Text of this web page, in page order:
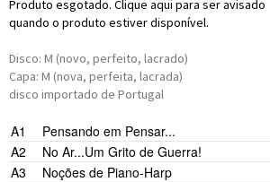
Produto esgotado. Clique aqui para ser avisado
quando o produto estiver disponível.
Disco: M (novo, perfeito, lacrado)
Capa: M (nova, perfeita, lacrada)
disco importado de Portugal
A1
Pensando em Pensar...
A2
No Ar...Um Grito de Guerra!
A3
Noções de Piano-Harp